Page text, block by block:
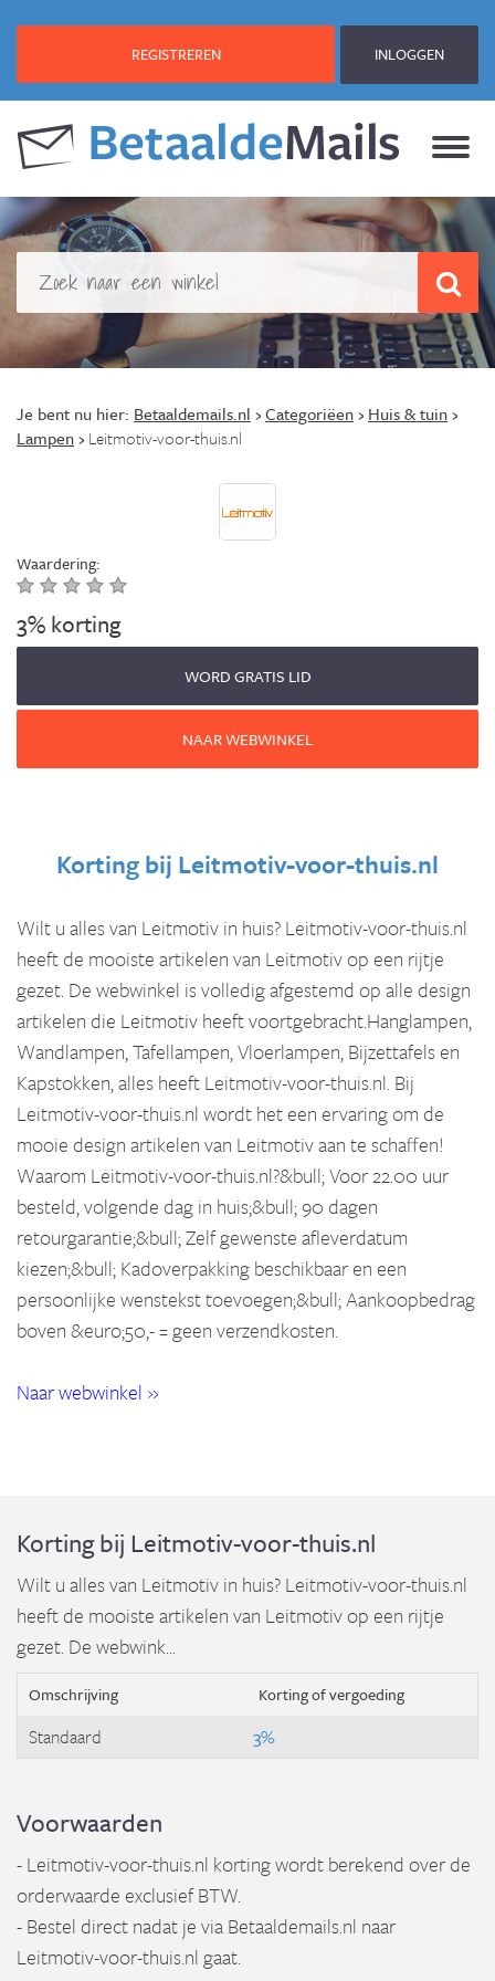
REGISTREREN INLOGGEN
Je bent nu hier: Betaaldemails.nl ›Categoriëen› Huis & tuin›
Lampen› Leitmotiv-voor-thuis.nl
Waardering:
3% korting
WORD GRATIS LID
NAAR WEBWINKEL
Korting bij Leitmotiv-voor-thuis.nl
Wilt u alles van Leitmotiv in huis? Leitmotiv-voor-thuis.nl
heeft de mooiste artikelen van Leitmotiv op een rijtje
gezet. De webwinkel is volledig afgestemd op alle design
artikelen die Leitmotiv heeft voortgebracht.Hanglampen,
Wandlampen, Tafellampen, Vloerlampen, Bijzettafels en
Kapstokken, alles heeft Leitmotiv-voor-thuis.nl. Bij
Leitmotiv-voor-thuis.nl wordt het een ervaring om de
mooie design artikelen van Leitmotiv aan te schaffen!
Waarom Leitmotiv-voor-thuis.nl?&bull; Voor 22.00 uur
besteld, volgende dag in huis;&bull; 90 dagen
retourgarantie;&bull; Zelf gewenste afleverdatum
kiezen;&bull; Kadoverpakking beschikbaar en een
persoonlijke wenstekst toevoegen;&bull; Aankoopbedrag
boven &euro;50,- = geen verzendkosten.
Naar webwinkel »
Korting bij Leitmotiv-voor-thuis.nl
Wilt u alles van Leitmotiv in huis? Leitmotiv-voor-thuis.nl
heeft de mooiste artikelen van Leitmotiv op een rijtje
gezet. De webwink...
Omschrijving Korting of vergoeding
Standaard 3%
Voorwaarden
- Leitmotiv-voor-thuis.nl korting wordt berekend over de
orderwaarde exclusief BTW.
- Bestel direct nadat je via Betaaldemails.nl naar
Leitmotiv-voor-thuis.nl gaat.